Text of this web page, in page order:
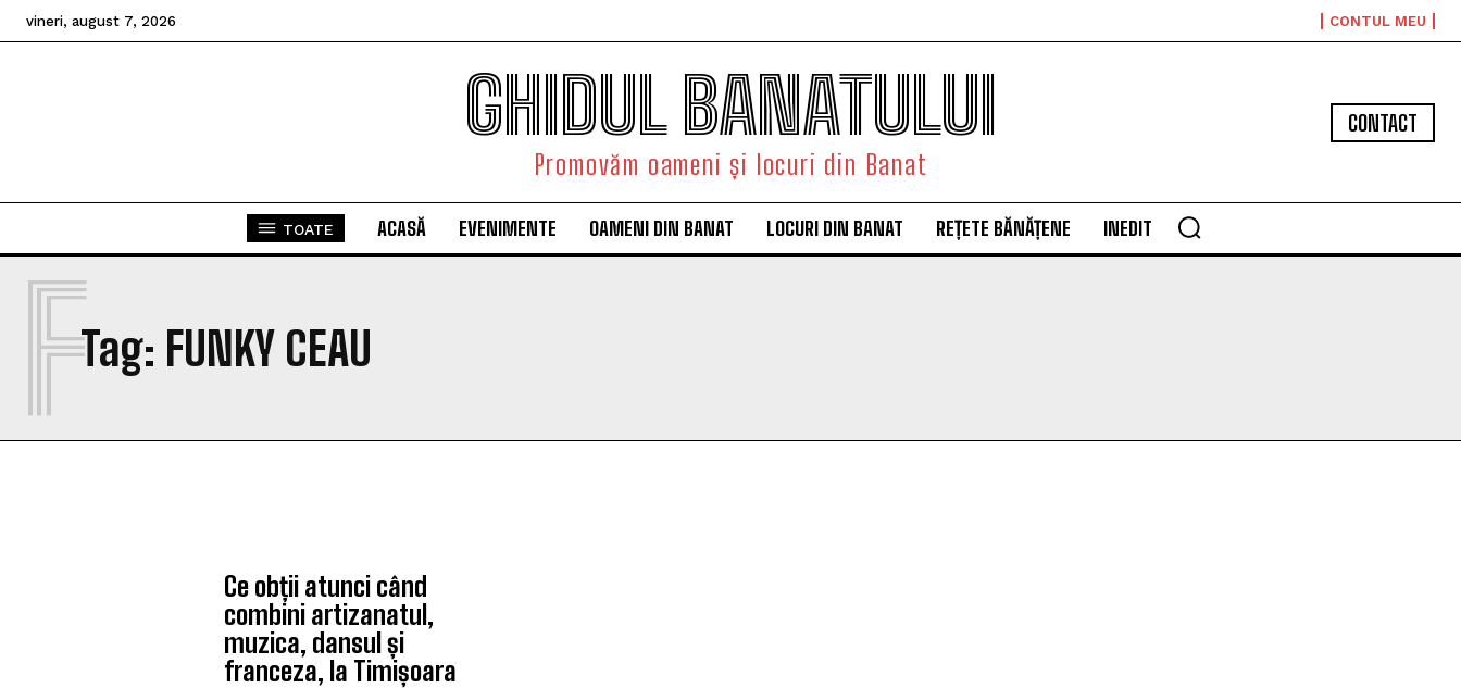
vineri, august 7, 2026 CONTUL MEU
GHIDUL BANATULUI
Promovăm oameni și locuri din Banat
CONTACT
TOATE ACASĂ EVENIMENTE OAMENI DIN BANAT LOCURI DIN BANAT REȚETE BĂNĂȚENE INEDIT
Tag: FUNKY CEAU
F
Ce obții atunci când
combini artizanatul,
muzica, dansul și
franceza, la Timișoara